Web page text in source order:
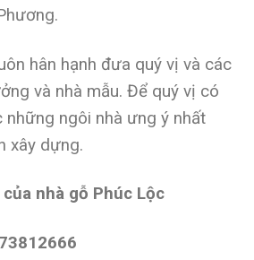
hân hạnh đưa quý vị và các
và nhà mẫu. Để quý vị có
ngôi nhà ưng ý nhất
xây dựng.
nhà gỗ Phúc Lộc